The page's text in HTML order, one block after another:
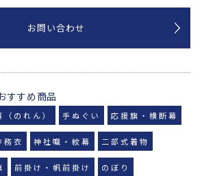
お問い合わせ
すすめ商品
（のれん） 手ぬぐい 応援旗・横断幕
務衣 神社幟・紋幕 二部式着物
前掛け・帆前掛け のぼり